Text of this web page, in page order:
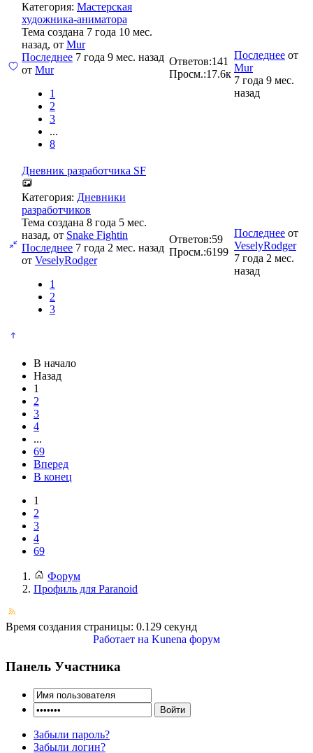
Категория: Мастерская
художника-аниматора
Тема создана 7 года 10 мес.
назад, от Mur
Последнее 7 года 9 мес. назад
от Mur
1
2
3
...
8
Ответов:141
Просм.:17.6к
Последнее от
Mur
7 года 9 мес.
назад
Дневник разработчика SF
Категория: Дневники
разработчиков
Тема создана 8 года 5 мес.
назад, от Snake Fightin
Последнее 7 года 2 мес. назад
от VeselyRodger
1
2
3
Ответов:59
Просм.:6199
Последнее от
VeselyRodger
7 года 2 мес.
назад
В начало
Назад
1
2
3
4
...
69
Вперед
В конец
1
2
3
4
69
Форум
Профиль для Paranoid
Время создания страницы: 0.129 секунд
Работает на Kunena форум
Панель Участника
Забыли пароль?
Забыли логин?